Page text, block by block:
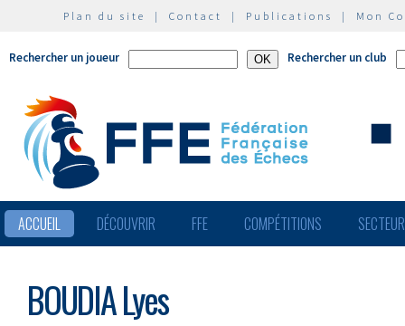
Plan du site | Contact | Publications | Mon
Rechercher un joueur Rechercher un club
ACCUEIL DÉCOUVRIR FFE COMPÉTITIONS
BOUDIA Lyes